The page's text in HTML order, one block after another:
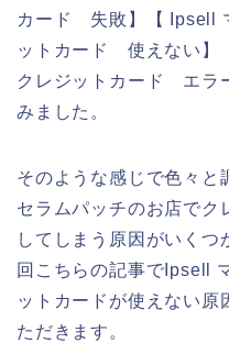
カード 失敗】【 Ipsell
ットカード 使えない】
クレジットカード エラ
みました。
そのような感じで色々と
セラムパッチのお店でク
してしまう原因がいくつ
回こちらの記事でIpsell
ットカードが使えない原
ただきます。